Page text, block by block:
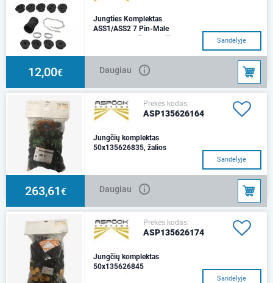
Jungties Komplektas
ASS1/ASS2 7 Pin-Male
kontaktų skaičius skaičius -
Sandėlyje
12,00€ Daugiau
Prekės kodas:
ASP135626164
Jungčių komplektas
50x135626835, žalios
Sandėlyje
263,61€ Daugiau
Prekės kodas:
ASP135626174
Jungčių komplektas
50x135626845
ASS2, 7 pin.
Sandėlyje